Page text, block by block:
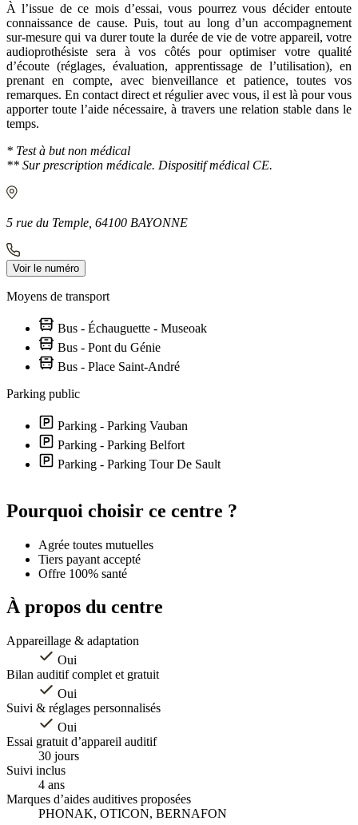
À l’issue de ce mois d’essai, vous pourrez vous décider entoute
connaissance de cause. Puis, tout au long d’un accompagnement
sur-mesure qui va durer toute la durée de vie de votre appareil, votre
audioprothésiste sera à vos côtés pour optimiser votre qualité
d’écoute (réglages, évaluation, apprentissage de l’utilisation), en
prenant en compte, avec bienveillance et patience, toutes vos
remarques. En contact direct et régulier avec vous, il est là pour vous
apporter toute l’aide nécessaire, à travers une relation stable dans le
temps.
* Test à but non médical
** Sur prescription médicale. Dispositif médical CE.
5 rue du Temple, 64100 BAYONNE
Voir le numéro
Moyens de transport
Bus - Échauguette - Museoak
Bus - Pont du Génie
Bus - Place Saint-André
Parking public
Parking - Parking Vauban
Parking - Parking Belfort
Parking - Parking Tour De Sault
+
Leaflet
Pourquoi choisir ce centre ?
Agrée toutes mutuelles
Tiers payant accepté
Offre 100% santé
À propos du centre
Appareillage & adaptation
Oui
Bilan auditif complet et gratuit
Oui
Suivi & réglages personnalisés
Oui
Essai gratuit d’appareil auditif
30 jours
Suivi inclus
4 ans
Marques d’aides auditives proposées
PHONAK, OTICON, BERNAFON